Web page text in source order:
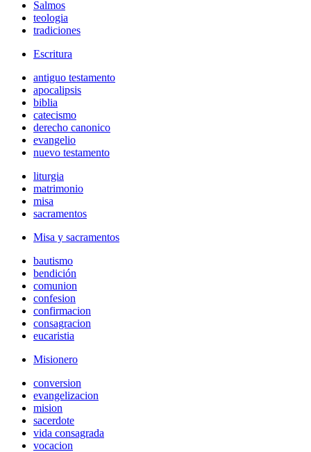
Salmos
teologia
tradiciones
Escritura
antiguo testamento
apocalipsis
biblia
catecismo
derecho canonico
evangelio
nuevo testamento
liturgia
matrimonio
misa
sacramentos
Misa y sacramentos
bautismo
bendición
comunion
confesion
confirmacion
consagracion
eucaristia
Misionero
conversion
evangelizacion
mision
sacerdote
vida consagrada
vocacion